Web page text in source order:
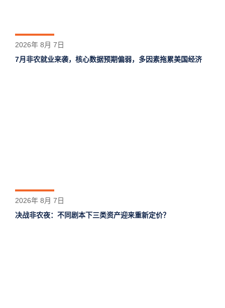
2026年 8月 7日
7月非农就业来袭，核心数据预期偏弱，多因素拖累美国经济
2026年 8月 7日
决战非农夜：不同剧本下三类资产迎来重新定价？